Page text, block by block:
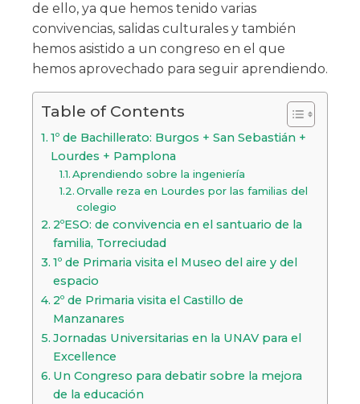
de ello, ya que hemos tenido varias
convivencias, salidas culturales y también
hemos asistido a un congreso en el que
hemos aprovechado para seguir aprendiendo.
Table of Contents
1º de Bachillerato: Burgos + San Sebastián +
Lourdes + Pamplona
Aprendiendo sobre la ingeniería
Orvalle reza en Lourdes por las familias del
colegio
2ºESO: de convivencia en el santuario de la
familia, Torreciudad
1º de Primaria visita el Museo del aire y del
espacio
2º de Primaria visita el Castillo de
Manzanares
Jornadas Universitarias en la UNAV para el
Excellence
Un Congreso para debatir sobre la mejora
de la educación